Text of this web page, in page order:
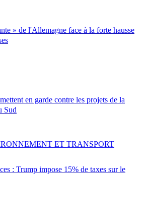
» de l'Allemagne face à la forte hausse
en garde contre les projets de la
Sud
: Trump impose 15% de taxes sur le
ET TRANSPORT